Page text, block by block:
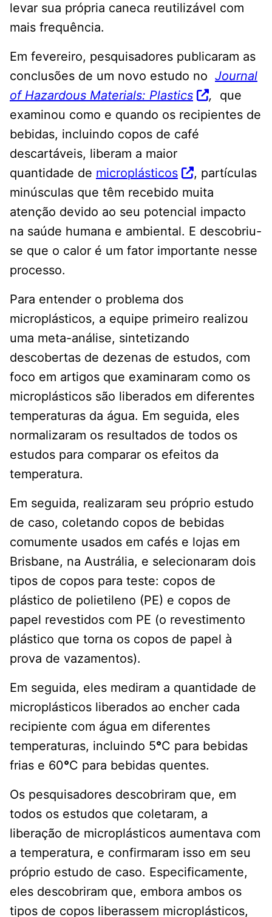
levar sua própria caneca reutilizável com
mais frequência.
Em fevereiro, pesquisadores publicaram as
conclusões de um novo estudo no Journal
of Hazardous Materials: Plastics
, que
examinou como e quando os recipientes de
bebidas, incluindo copos de café
descartáveis, liberam a maior
quantidade de microplásticos
, partículas
minúsculas que têm recebido muita
atenção devido ao seu potencial impacto
na saúde humana e ambiental. E descobriu-
se que o calor é um fator importante nesse
processo.
Para entender o problema dos
microplásticos, a equipe primeiro realizou
uma meta-análise, sintetizando
descobertas de dezenas de estudos, com
foco em artigos que examinaram como os
microplásticos são liberados em diferentes
temperaturas da água. Em seguida, eles
normalizaram os resultados de todos os
estudos para comparar os efeitos da
temperatura.
Em seguida, realizaram seu próprio estudo
de caso, coletando copos de bebidas
comumente usados ​​em cafés e lojas em
Brisbane, na Austrália, e selecionaram dois
tipos de copos para teste: copos de
plástico de polietileno (PE) e copos de
papel revestidos com PE (o revestimento
plástico que torna os copos de papel à
prova de vazamentos).
Em seguida, eles mediram a quantidade de
microplásticos liberados ao encher cada
recipiente com água em diferentes
temperaturas, incluindo 5°C para bebidas
frias e 60°C para bebidas quentes.
Os pesquisadores descobriram que, em
todos os estudos que coletaram, a
liberação de microplásticos aumentava com
a temperatura, e confirmaram isso em seu
próprio estudo de caso. Especificamente,
eles descobriram que, embora ambos os
tipos de copos liberassem microplásticos,